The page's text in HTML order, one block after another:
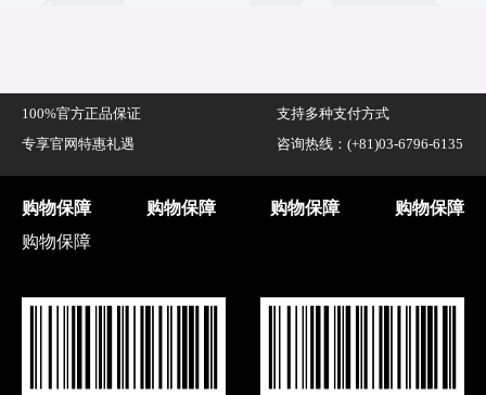
100%官方正品保证
支持多种支付方式
专享官网特惠礼遇
咨询热线：(+81)03-6796-6135
购物保障
购物保障
购物保障 购物保障 购物保障